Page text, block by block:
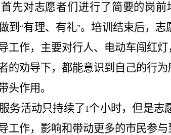
先对志愿者们进行了简要的岗
到“有理、有礼”。培训结束后，志
工作，主要对行人、电动车闯红
的劝导下，都能意识到自己的行
头作用。
务活动只持续了1 个小时，但是志
工作，影响和带动更多的市民参